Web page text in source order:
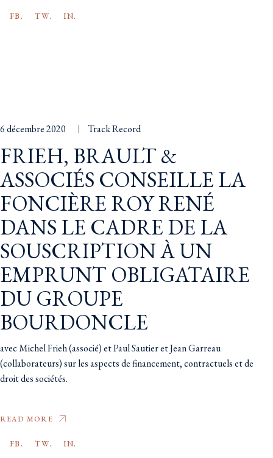
FB. TW. IN.
6 décembre 2020 Track Record
FRIEH, BRAULT &
ASSOCIÉS CONSEILLE LA
FONCIÈRE ROY RENÉ
DANS LE CADRE DE LA
SOUSCRIPTION À UN
EMPRUNT OBLIGATAIRE
DU GROUPE
BOURDONCLE
avec Michel Frieh (associé) et Paul Sautier et Jean Garreau
(collaborateurs) sur les aspects de financement, contractuels et de
droit des sociétés.
READ MORE
FB. TW. IN.